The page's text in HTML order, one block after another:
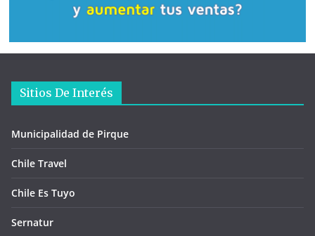
Sitios De Interés
Municipalidad de Pirque
Chile Travel
Chile Es Tuyo
Sernatur